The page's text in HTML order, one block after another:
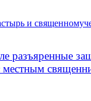
и
разъяренные
местным